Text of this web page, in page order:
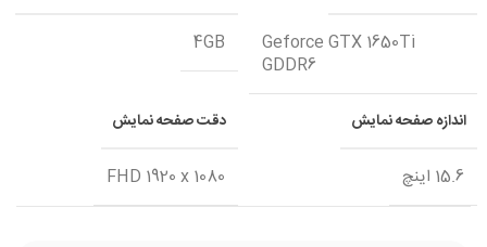
Geforce GTX 1650Ti
GDDR6
4GB
اندازه صفحه نمایش
15.6 اینچ
دقت صفحه نمایش
FHD 1920 x 1080